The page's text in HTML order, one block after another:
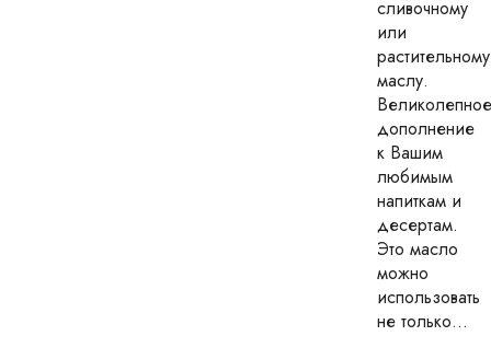
сливочному
или
растительному
маслу.
Великолепное
дополнение
к Вашим
любимым
напиткам и
десертам.
Это масло
можно
использовать
не только...